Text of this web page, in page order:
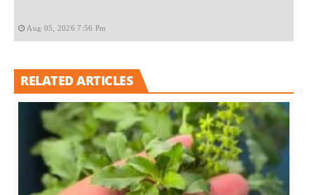
Aug 05, 2026 7:56 Pm
RELATED ARTICLES